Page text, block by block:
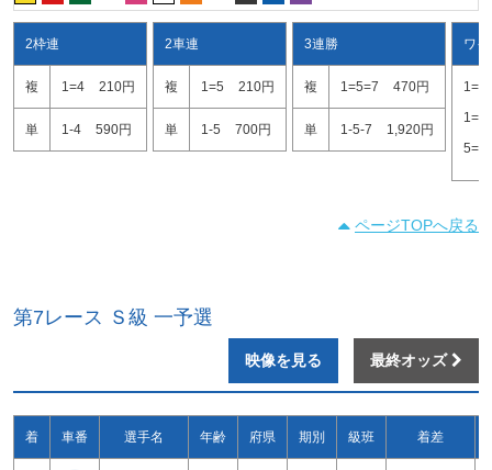
2枠連
複 1=4 210円
単 1-4 590円
2車連
複 1=5 210円
単 1-5 700円
3連勝
複 1=5=7 470円
単 1-5-7 1,920円
ワ
1=5
1=7
5=7
ページTOPへ戻る
第7レース Ｓ級 一予選
映像を見る 最終オッズ
着 車番 選手名 年齢 府県 期別 級班 着差